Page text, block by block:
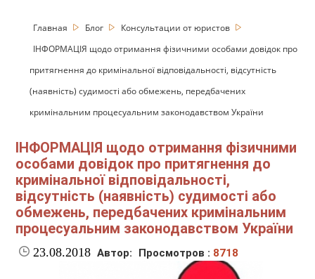
Главная Блог
Консультации от юристов
ІНФОРМАЦІЯ щодо отримання фізичними особами довідок про
притягнення до кримінальної відповідальності, відсутність
(наявність) судимості або обмежень, передбачених
кримінальним процесуальним законодавством України
ІНФОРМАЦІЯ щодо отримання фізичними
особами довідок про притягнення до
кримінальної відповідальності,
відсутність (наявність) судимості або
обмежень, передбачених кримінальним
процесуальним законодавством України
23.08.2018 Автор: Просмотров : 8718